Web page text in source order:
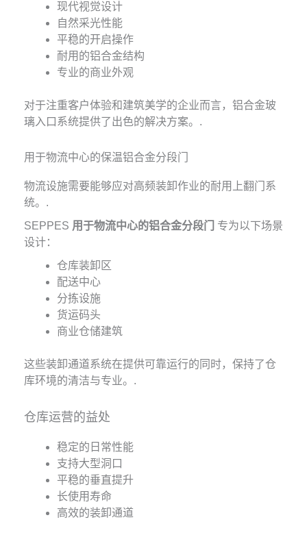
现代视觉设计
自然采光性能
平稳的开启操作
耐用的铝合金结构
专业的商业外观
对于注重客户体验和建筑美学的企业而言，铝合金玻
璃入口系统提供了出色的解决方案。.
用于物流中心的保温铝合金分段门
物流设施需要能够应对高频装卸作业的耐用上翻门系
统。.
SEPPES 用于物流中心的铝合金分段门
专为以下场景
设计：
仓库装卸区
配送中心
分拣设施
货运码头
商业仓储建筑
这些装卸通道系统在提供可靠运行的同时，保持了仓
库环境的清洁与专业。.
仓库运营的益处
稳定的日常性能
支持大型洞口
平稳的垂直提升
长使用寿命
高效的装卸通道